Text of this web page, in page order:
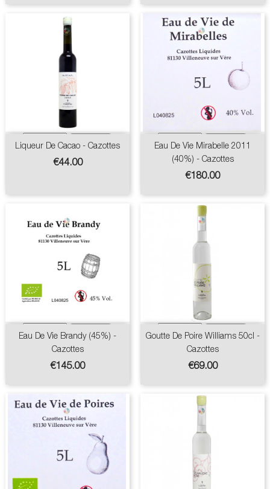
Liqueur De Cacao - Cazottes
Price
€44.00
Eau De Vie Mirabelle 2011
(40%) - Cazottes
Price
€180.00
Eau De Vie Brandy (45%) -
Cazottes
Price
€145.00
Goutte De Poire Williams 50cl -
Cazottes
Price
€69.00